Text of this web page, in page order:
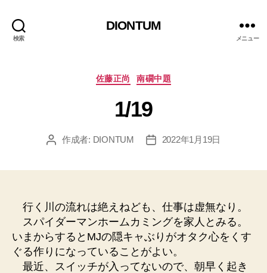
検索
DIONTUM
メニュー
カ
ゴ
リ
佐藤正尚 南礀中題
1/19
投 作成者: DIONTUM
投
2022年1月19日
行く川の流れは絶えねども、仕事は虚無なり。
スパイダーマンホームカミングを家人とみる。
いまからするとMJの隠キャぶりがオタク心をくす
ぐる作りになっていることがよい。
最近、スイッチが入ってないので、朝早く起き